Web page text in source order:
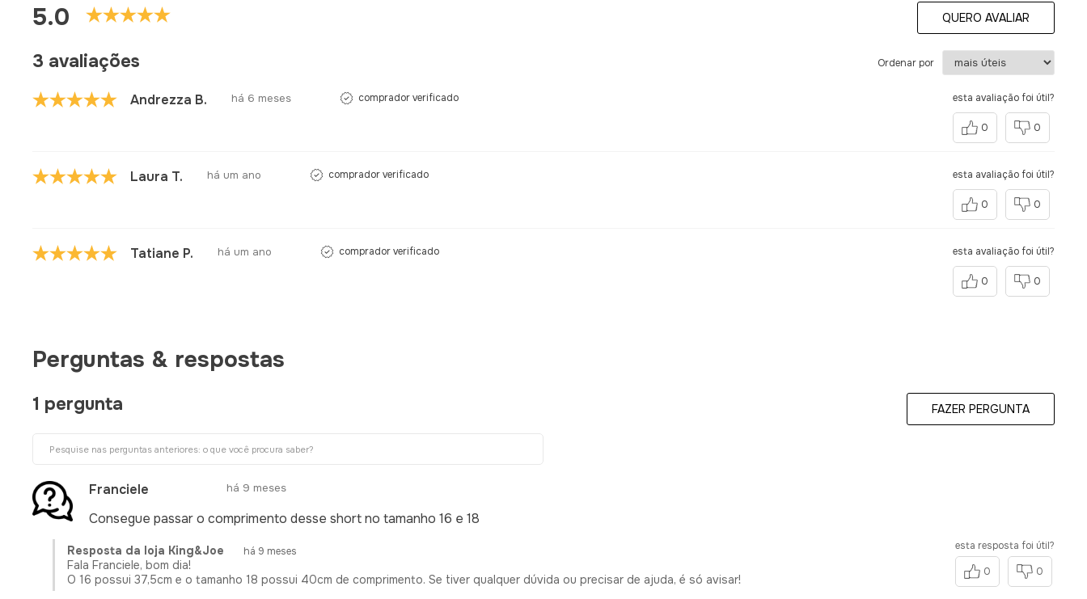
5.0 QUERO AVALIAR
3 avaliações Ordenar por
Andrezza B. há 6 meses comprador verificado esta avaliação foi útil?
0 0
Laura T. há um ano comprador verificado esta avaliação foi útil?
0 0
Tatiane P. há um ano comprador verificado esta avaliação foi útil?
0 0
Perguntas & respostas
1 pergunta FAZER PERGUNTA
Franciele há 9 meses
Consegue passar o comprimento desse short no tamanho 16 e 18
Resposta da loja King&Joe há 9 meses
Fala Franciele, bom dia!
O 16 possui 37,5cm e o tamanho 18 possui 40cm de comprimento. Se tiver qualquer dúvida ou precisar de ajuda, é só avisar!
esta resposta foi útil?
0
0